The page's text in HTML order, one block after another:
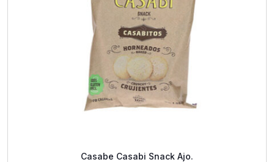
Casabe Casabi Snack Ajo.